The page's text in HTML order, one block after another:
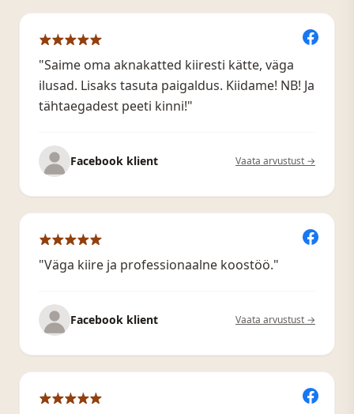
"Saime oma aknakatted kiiresti kätte, väga
ilusad. Lisaks tasuta paigaldus. Kiidame! NB! Ja
tähtaegadest peeti kinni!"
Facebook klient Vaata arvustust →
"Väga kiire ja professionaalne koostöö."
Facebook klient Vaata arvustust →